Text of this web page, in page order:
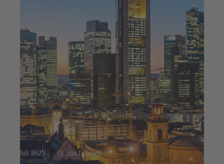
23. Juli 2025 11 min Lesezeit